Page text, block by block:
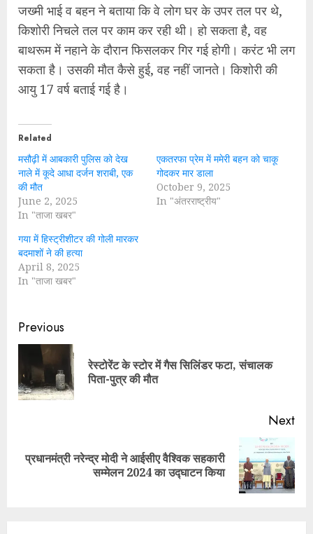
जख्मी भाई व बहन ने बताया कि वे लोग घर के उपर तल पर थे,
किशोरी निचले तल पर काम कर रही थी। हो सकता है, वह
बाथरूम में नहाने के दौरान फिसलकर गिर गई होगी। करंट भी लग
सकता है। उसकी मौत कैसे हुई, वह नहीं जानते। किशोरी की
आयु 17 वर्ष बताई गई है।
Related
मसौढ़ी में आबकारी पुलिस को देख
नाले में कूदे आधा दर्जन शराबी, एक
की मौत
June 2, 2025
In "ताजा खबर"
एकतरफा प्रेम में ममेरी बहन को चाकू
गोदकर मार डाला
October 9, 2025
In "अंतरराष्ट्रीय"
गया में हिस्ट्रीशीटर की गोली मारकर
बदमाशों ने की हत्या
April 8, 2025
In "ताजा खबर"
Continue
Reading
Previous
रेस्टोरेंट के स्टोर में गैस सिलिंडर फटा, संचालक
पिता-पुत्र की मौत
Next
Next
प्रधानमंत्री नरेन्द्र मोदी ने आईसीए वैश्विक सहकारी
सम्मेलन 2024 का उद्घाटन किया